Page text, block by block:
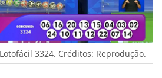
3324. Créditos: Reprodução.